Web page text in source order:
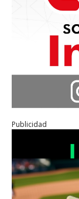
Publicidad